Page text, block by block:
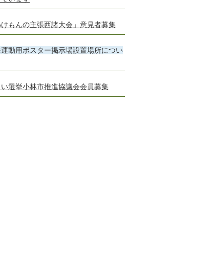
けもんの主張西諸大会」意見者募集
動用ポスター掲示場設置場所につい
選挙小林市推進協議会会員募集